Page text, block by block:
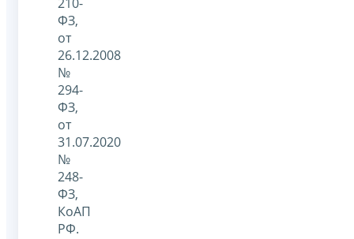
ФЗ,
от
26.12.2008
№
294-
ФЗ,
от
31.07.2020
№
248-
ФЗ,
КоАП
РФ.